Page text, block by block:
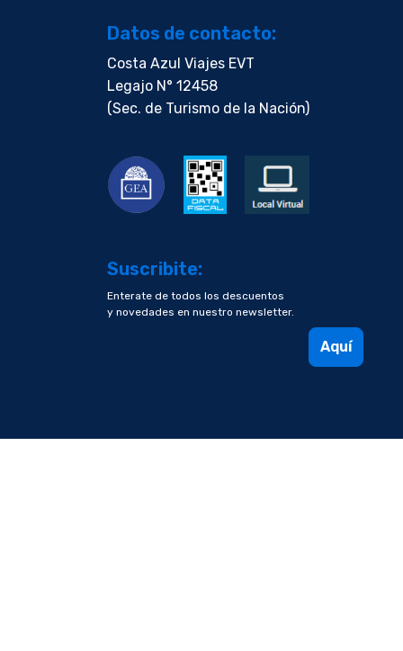
Datos de contacto:
Costa Azul Viajes EVT
Legajo N° 12458
(Sec. de Turismo de la Nación)
Suscribite:
Enterate de todos los descuentos
y novedades en nuestro newsletter.
Aquí